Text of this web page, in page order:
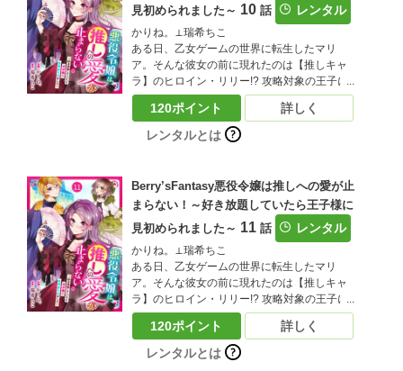
為、悪役令嬢を演じ切ることにしたマリア！
しかし、リリーと結ばれるはずの王子様・ア
ルに目を付けられてしまい!?推しのリリーに
近づきたいマリアと、迫りくるアル…三つ巴
の王宮ファンタジーがここに開幕！（この作
品は電子コミック誌Berry’ｓ fantasy Vol.34に
収録されています。重複購入にご注意くださ
い)
見初められました～ 10 話 レンタル
かりね。⊥瑞希ちこ
ある日、乙女ゲームの世界に転生したマリ
ア。そんな彼女の前に現れたのは【推しキャ
ラ】のヒロイン・リリー!? 攻略対象の王子に
は見向きもせず、前世でリリーを推していた
マリアは大興奮！ しかし、取り巻きと一緒に
リリーをいじめる悪役令嬢に転生していたこ
とが発覚――？嫌われキャラでこのままだと
事に気づく。「もしかして…悪役令嬢を演じ
つつ、リリーをいじめから守れれば、お近づ
きになれる…？」大好きな推しの笑顔を守る
為、悪役令嬢を演じ切ることにしたマリア！
しかし、リリーと結ばれるはずの王子様・ア
ルに目を付けられてしまい!?推しのリリーに
近づきたいマリアと、迫りくるアル…三つ巴
の王宮ファンタジーがここに開幕！（この作
品は電子コミック誌Berry’ｓ fantasy Vol.35に
収録されています。重複購入にご注意くださ
い)
120ポイント
レンタルとは
詳しく
Berry’sFantasy悪役令嬢は推しへの愛が止
まらない！～好き放題していたら王子様に
見初められました～ 11 話 レンタル
かりね。⊥瑞希ちこ
ある日、乙女ゲームの世界に転生したマリ
ア。そんな彼女の前に現れたのは【推しキャ
ラ】のヒロイン・リリー!? 攻略対象の王子に
は見向きもせず、前世でリリーを推していた
マリアは大興奮！ しかし、取り巻きと一緒に
リリーをいじめる悪役令嬢に転生していたこ
とが発覚――？嫌われキャラでこのままだと
120ポイント
レンタルとは
詳しく